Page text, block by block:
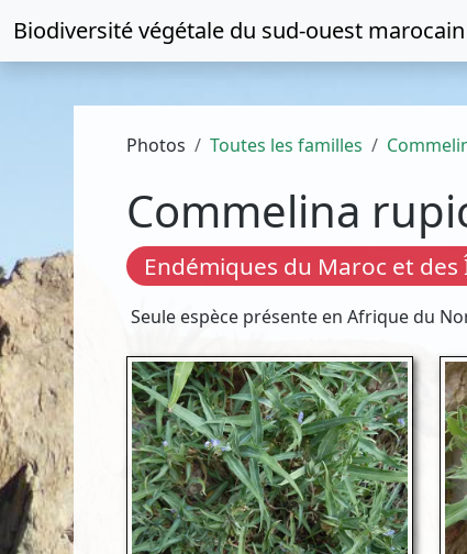
Biodiversité végétale du sud-ouest marocain
Photos Toutes les familles
Commelina
Endémiques du Maroc et des
Seule espèce présente en Afrique du